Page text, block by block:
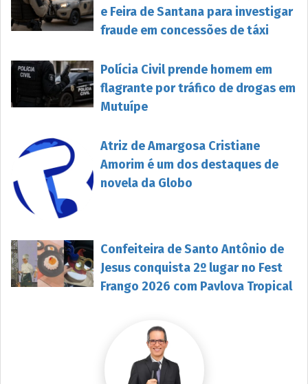
e Feira de Santana para investigar
fraude em concessões de táxi
Polícia Civil prende homem em
flagrante por tráfico de drogas em
Mutuípe
Atriz de Amargosa Cristiane
Amorim é um dos destaques de
novela da Globo
Confeiteira de Santo Antônio de
Jesus conquista 2º lugar no Fest
Frango 2026 com Pavlova Tropical